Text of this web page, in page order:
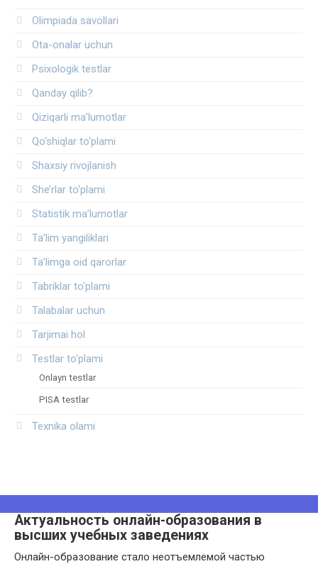
Olimpiada savollari
Ota-onalar uchun
Psixologik testlar
Qanday qilib?
Qiziqarli ma’lumotlar
Qo‘shiqlar to‘plami
Shaxsiy rivojlanish
She’rlar to‘plami
Statistik ma’lumotlar
Ta’lim yangiliklari
Ta’limga oid qarorlar
Tabriklar to'plami
Talabalar uchun
Tarjimai hol
Testlar to‘plami
Onlayn testlar
PISA testlar
Texnika olami
Актуальность онлайн-образования в
высших учебных заведениях
Онлайн-образование стало неотъемлемой частью